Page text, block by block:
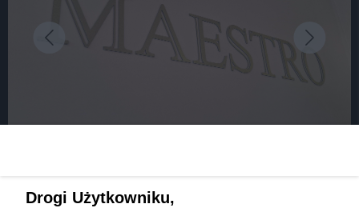
Lokal Maestro Macarons już otwarty. Pierwsi
Drogi Użytkowniku,